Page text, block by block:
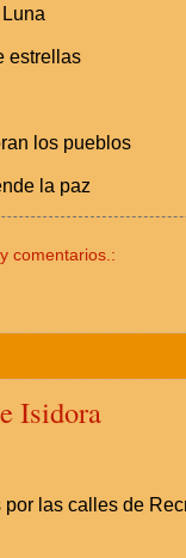
estrellas
los pueblos
la paz
comentarios.:
Isidora
por las calles de